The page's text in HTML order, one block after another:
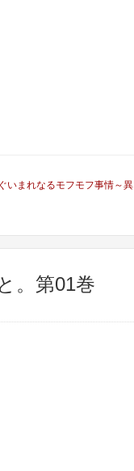
いまれなるモフモフ事情～異
。第01巻